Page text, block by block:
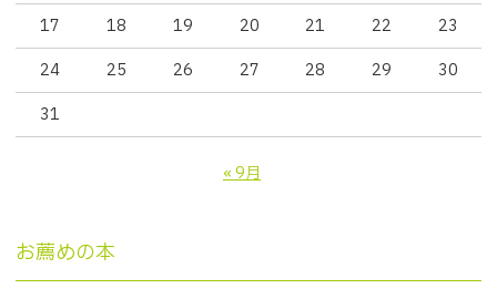
17
18 19 20 21 22
23
24
25 26 27 28 29
30
31
« 9月
お薦めの本